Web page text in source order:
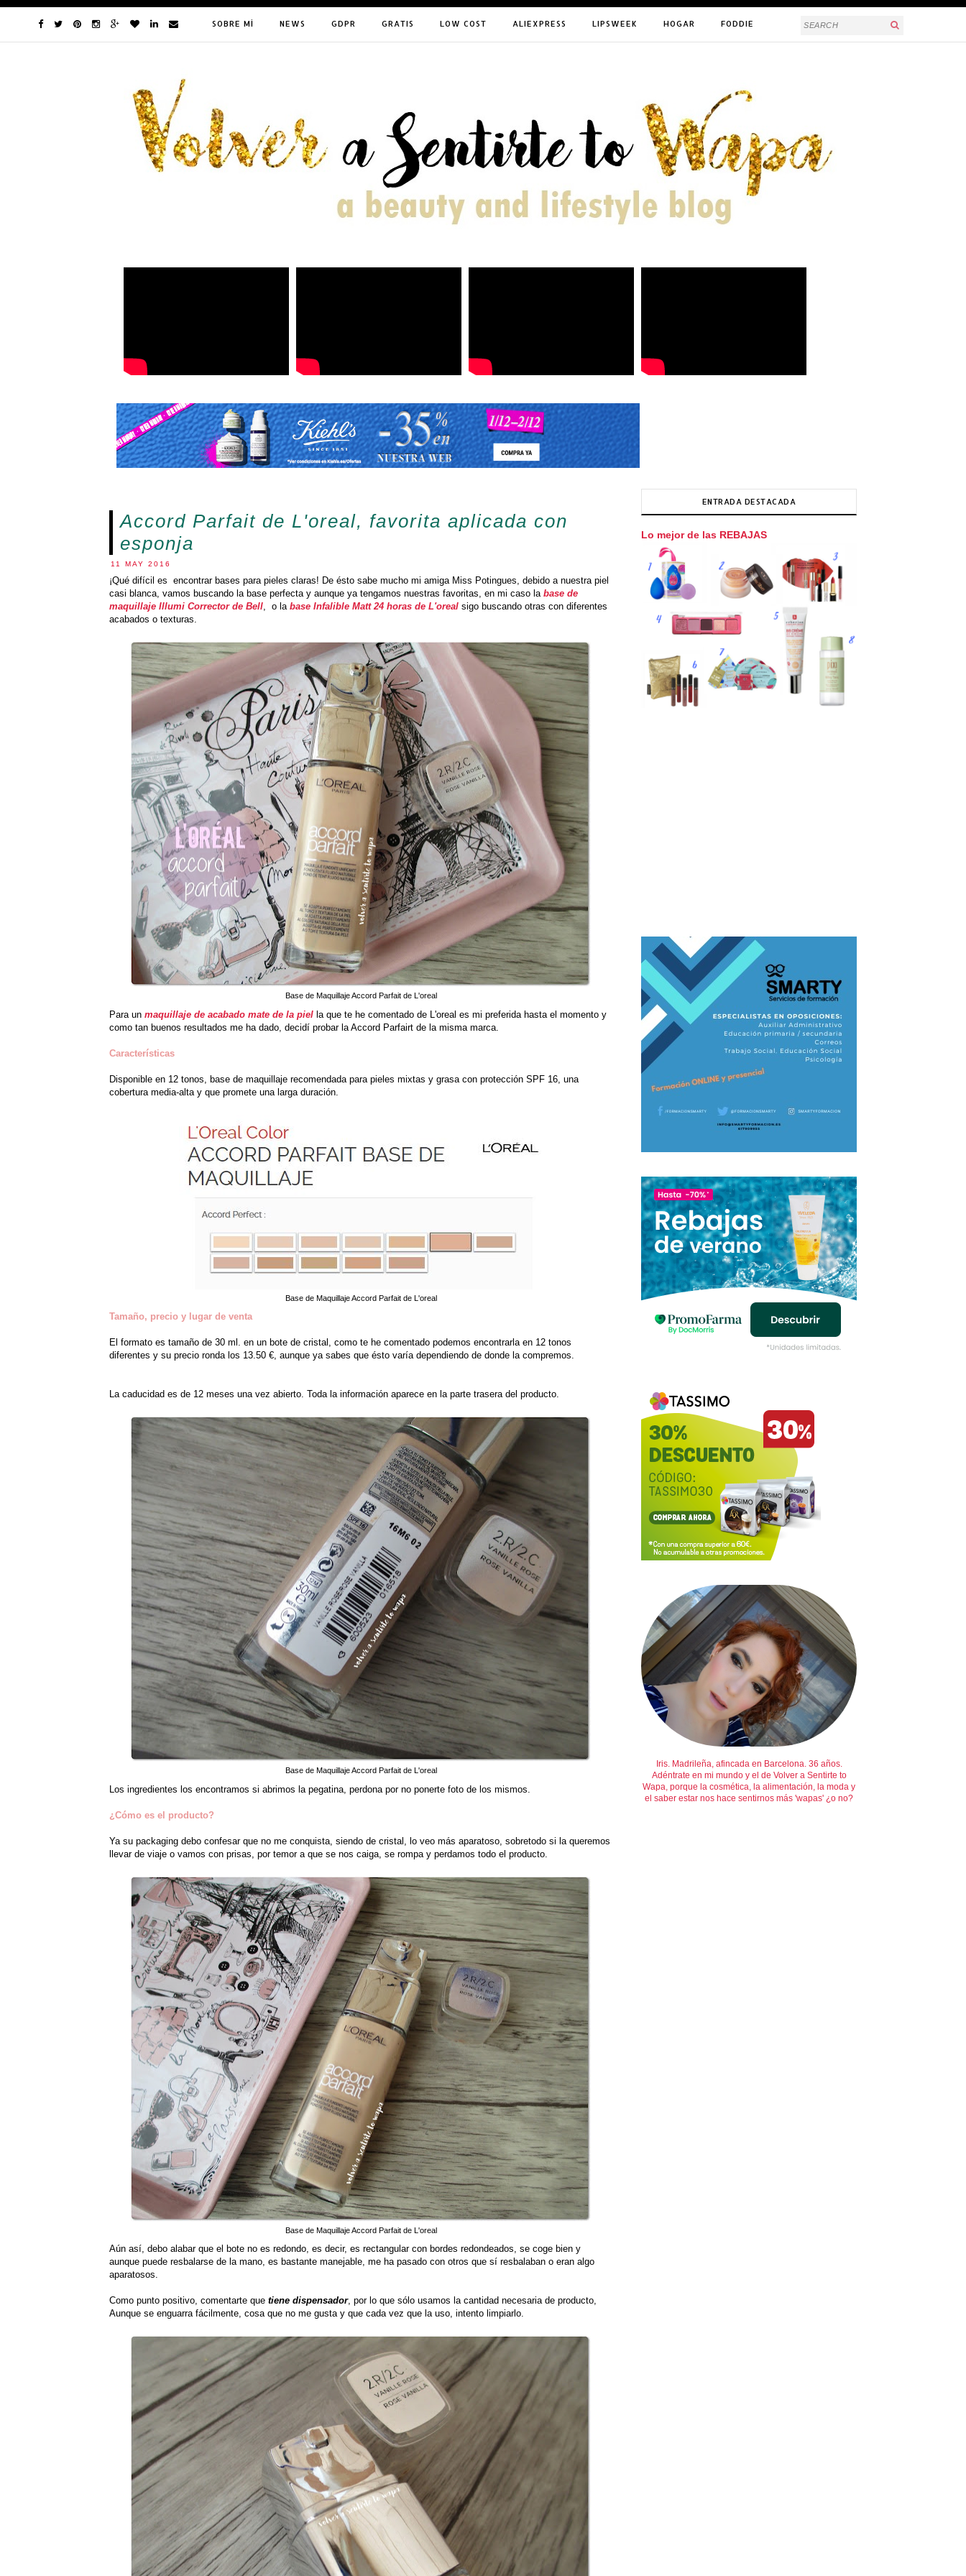
SOBRE MÍ NEWS GDPR GRATIS LOW COST ALIEXPRESS LIPSWEEK HOGAR FODDIE
Accord Parfait de L'oreal, favorita aplicada con
esponja
11 MAY 2016
¡Qué difícil es encontrar bases para pieles claras! De ésto sabe mucho mi amiga Miss Potingues, debido a nuestra piel
casi blanca, vamos buscando la base perfecta y aunque ya tengamos nuestras favoritas, en mi caso la base de
maquillaje Illumi Corrector de Bell, o la base Infalible Matt 24 horas de L'oreal sigo buscando otras con diferentes
acabados o texturas.
Base de Maquillaje Accord Parfait de L'oreal
Para un maquillaje de acabado mate de la piel la que te he comentado de L'oreal es mi preferida hasta el momento y
como tan buenos resultados me ha dado, decidí probar la Accord Parfairt de la misma marca.
Características
Disponible en 12 tonos, base de maquillaje recomendada para pieles mixtas y grasa con protección SPF 16, una
cobertura media-alta y que promete una larga duración.
Base de Maquillaje Accord Parfait de L'oreal
Tamaño, precio y lugar de venta
El formato es tamaño de 30 ml. en un bote de cristal, como te he comentado podemos encontrarla en 12 tonos
diferentes y su precio ronda los 13.50 €, aunque ya sabes que ésto varía dependiendo de donde la compremos.
La caducidad es de 12 meses una vez abierto. Toda la información aparece en la parte trasera del producto.
Base de Maquillaje Accord Parfait de L'oreal
Los ingredientes los encontramos si abrimos la pegatina, perdona por no ponerte foto de los mismos.
¿Cómo es el producto?
Ya su packaging debo confesar que no me conquista, siendo de cristal, lo veo más aparatoso, sobretodo si la queremos
llevar de viaje o vamos con prisas, por temor a que se nos caiga, se rompa y perdamos todo el producto.
Base de Maquillaje Accord Parfait de L'oreal
Aún así, debo alabar que el bote no es redondo, es decir, es rectangular con bordes redondeados, se coge bien y
aunque puede resbalarse de la mano, es bastante manejable, me ha pasado con otros que sí resbalaban o eran algo
aparatosos.
Como punto positivo, comentarte que tiene dispensador, por lo que sólo usamos la cantidad necesaria de producto,
Aunque se enguarra fácilmente, cosa que no me gusta y que cada vez que la uso, intento limpiarlo.
ENTRADA DESTACADA
Lo mejor de las REBAJAS
Iris. Madrileña, afincada en Barcelona. 36 años.
Adéntrate en mi mundo y el de Volver a Sentirte to
Wapa, porque la cosmética, la alimentación, la moda y
el saber estar nos hace sentirnos más 'wapas' ¿o no?